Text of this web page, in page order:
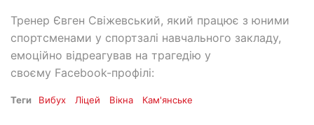
Тренер Євген Свіжевський, який працює з юними
спортсменами у спортзалі навчального закладу,
емоційно відреагував на трагедію у
своєму Facebook-профілі:
Теги Вибух Ліцей Вікна Кам'янське